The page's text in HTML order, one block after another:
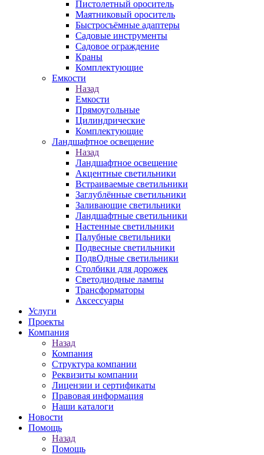
Пистолетный ороситель
Маятниковый ороситель
Быстросъёмные адаптеры
Садовые инструменты
Садовое ограждение
Краны
Комплектующие
Емкости
Назад
Емкости
Прямоугольные
Цилиндрические
Комплектующие
Ландшафтное освещение
Назад
Ландшафтное освещение
Акцентные светильники
Встраиваемые светильники
Заглублённые светильники
Заливающие светильники
Ландшафтные светильники
Настенные светильники
Палубные светильники
Подвесные светильники
ПодвОдные светильники
Столбики для дорожек
Светодиодные лампы
Трансформаторы
Аксессуары
Услуги
Проекты
Компания
Назад
Компания
Структура компании
Реквизиты компании
Лицензии и сертификаты
Правовая информация
Наши каталоги
Новости
Помощь
Назад
Помощь